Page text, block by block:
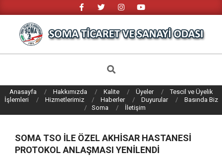
to
content
SOMA
VE
SANAYI
Search
Anasayfa Hakkımızda Kalite Üyeler
Tescil ve Üyelik
İşlemleri
Hizmetlerimiz Haberler Duyurular
Basında Biz
Soma
İletişim
SOMA TSO İLE ÖZEL AKHİSAR HASTANESİ
PROTOKOL ANLAŞMASI YENİLENDİ